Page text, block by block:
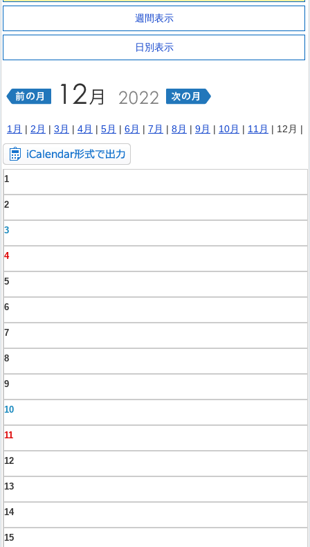
週間表示
日別表示
1月 | 2月 | 3月 | 4月 | 5月 | 6月 | 7月 | 8月 | 9月 | 10月 | 11月 | 12月 |
1
2
3
4
5
6
7
8
9
10
11
12
13
14
15